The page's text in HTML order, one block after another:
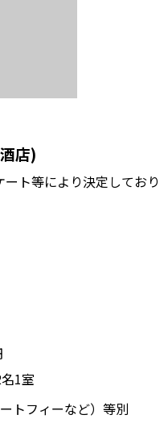
店)
ート等により決定しており
名1室
トフィーなど）等別